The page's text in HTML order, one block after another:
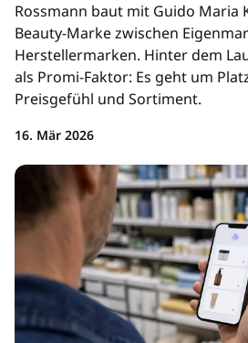
Rossmann baut mit Guido Maria
Beauty-Marke zwischen
Herstellermarken. Hinter dem
als Promi-Faktor: Es geht um
Preisgefühl und Sortiment.
16. Mär 2026